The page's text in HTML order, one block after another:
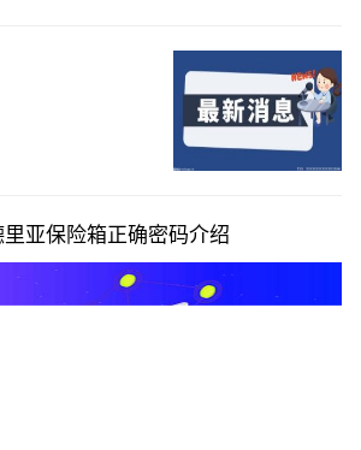
里亚保险箱正确密码介绍